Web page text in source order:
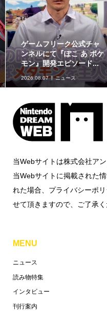
ゲームフリーク公式チャ
ンネルにて『ぽこ あ ポケ
モン』開発エピソード...
2026.08.07 ニュース
当Webサイトは株式会社ア
当Webサイトに掲載された
れた場合、プライバシーポ
せて頂きますので、ご了承く
MENU
ニュース
読み物特集
インタビュー
刊行案内